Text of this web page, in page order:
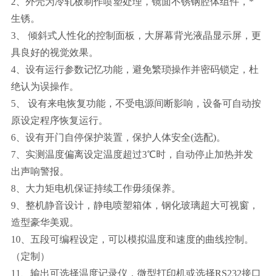
生锈。
3、 倾斜式人性化的控制面板，大屏幕背光液晶显示屏，更
具良好的视觉效果。
4、设有运行参数记忆功能，避免繁琐操作并密码锁定，杜
绝认为误操作。
5、 设有来电恢复功能，不受电源间断影响，设备可自动按
原设定程序恢复运行。
6、设有开门自停保护装置，保护人体安全(选配)。
7、实测温度偏离设定温度超过3℃时，自动停止加热并发
出声响警报。
8、大力矩电机保证持续工作毋须保养。
9、整机静音设计，静电喷塑箱体，钢化玻璃超大可视窗，
造型豪华美观。
10、五段可编程设定，可以模拟温度和速度的曲线控制。
（定制）
11、输出可选择温度记录仪，微型打印机或选择RS232接口